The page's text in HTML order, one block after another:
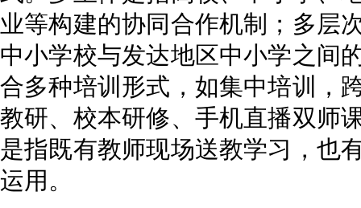
业等构建的协同合作机制；多层
中小学校与发达地区中小学之间
合多种培训形式，如集中培训，
教研、校本研修、手机直播双师
是指既有教师现场送教学习，也
运用。